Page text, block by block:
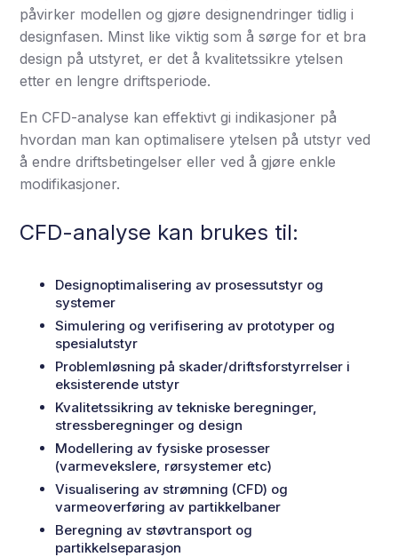
påvirker modellen og gjøre designendringer tidlig i
designfasen. Minst like viktig som å sørge for et bra
design på utstyret, er det å kvalitetssikre ytelsen
etter en lengre driftsperiode.
En CFD-analyse kan effektivt gi indikasjoner på
hvordan man kan optimalisere ytelsen på utstyr ved
å endre driftsbetingelser eller ved å gjøre enkle
modifikasjoner.
CFD-analyse kan brukes til:
Designoptimalisering av prosessutstyr og
systemer
Simulering og verifisering av prototyper og
spesialutstyr
Problemløsning på skader/driftsforstyrrelser i
eksisterende utstyr
Kvalitetssikring av tekniske beregninger,
stressberegninger og design
Modellering av fysiske prosesser
(varmevekslere, rørsystemer etc)
Visualisering av strømning (CFD) og
varmeoverføring av partikkelbaner
Beregning av støvtransport og
partikkelseparasjon